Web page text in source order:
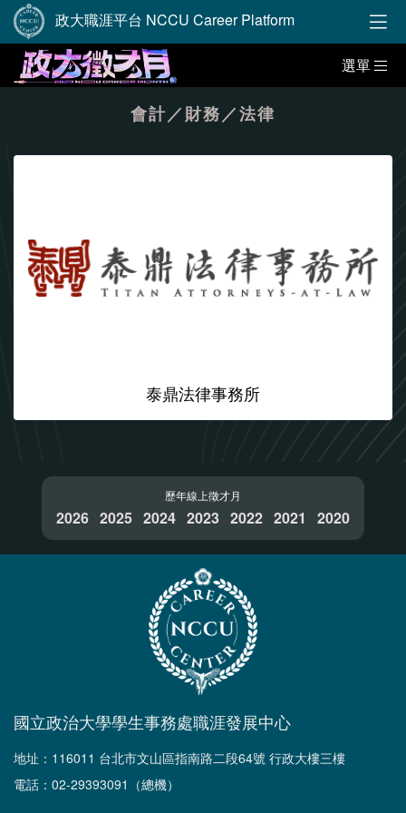
政大職涯平台 NCCU Career Platform
選單
會計／財務／法律
泰鼎法律事務所
歷年線上徵才月
2026 2025 2024 2023 2022 2021 2020
國立政治大學學生事務處職涯發展中心
地址：116011 台北市文山區指南路二段64號 行政大樓三樓
電話：02-29393091（總機）